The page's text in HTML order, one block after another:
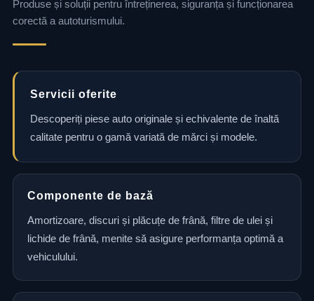
Produse și soluții pentru întreținerea, siguranța și funcționarea
corectă a autoturismului.
Servicii oferite
Descoperiți piese auto originale și echivalente de înaltă
calitate pentru o gamă variată de mărci și modele.
Componente de bază
Amortizoare, discuri și plăcuțe de frână, filtre de ulei și
lichide de frână, menite să asigure performanța optimă a
vehiculului.